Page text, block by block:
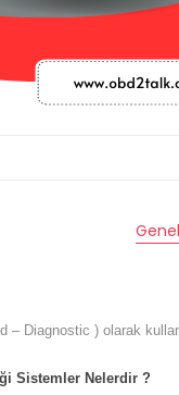
Diagnostic ) olarak
Sistemler Nelerdir ?